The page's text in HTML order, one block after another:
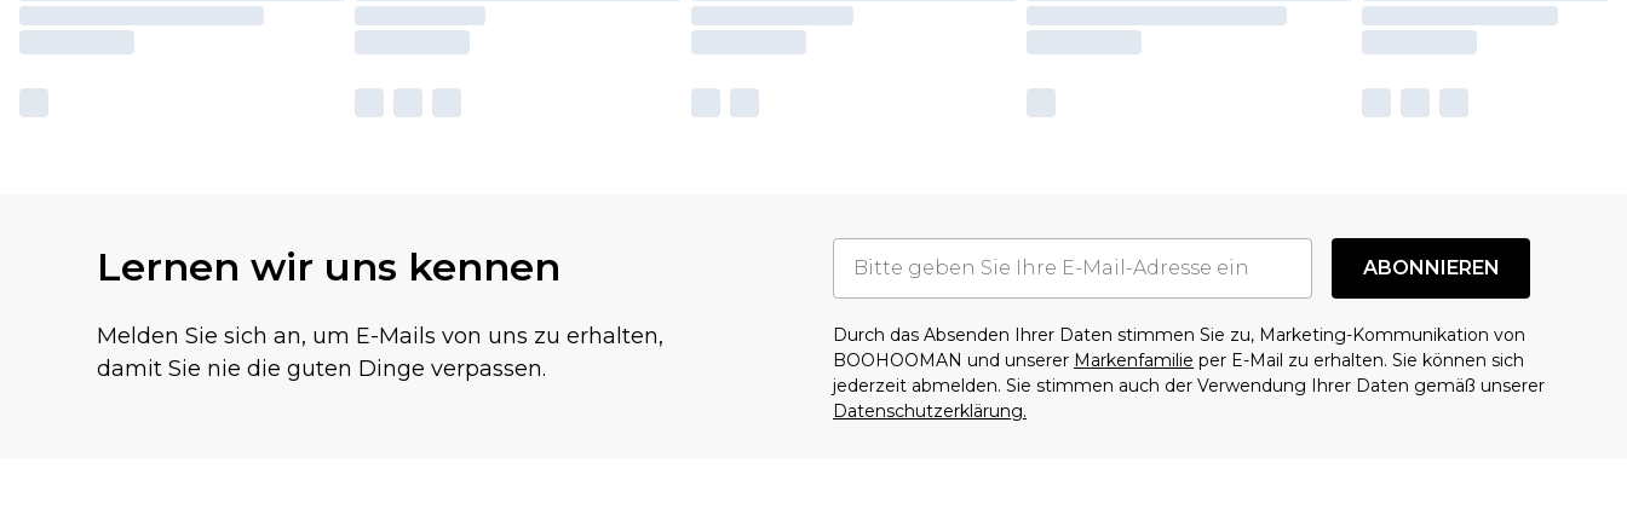
Lernen wir uns kennen
Melden Sie sich an, um E-Mails von uns zu erhalten,
damit Sie nie die guten Dinge verpassen.
ABONNIEREN
Durch das Absenden Ihrer Daten stimmen Sie zu, Marketing-Kommunikation von
BOOHOOMAN und unserer Markenfamilie per E-Mail zu erhalten. Sie können sich
jederzeit abmelden. Sie stimmen auch der Verwendung Ihrer Daten gemäß unserer
Datenschutzerklärung.